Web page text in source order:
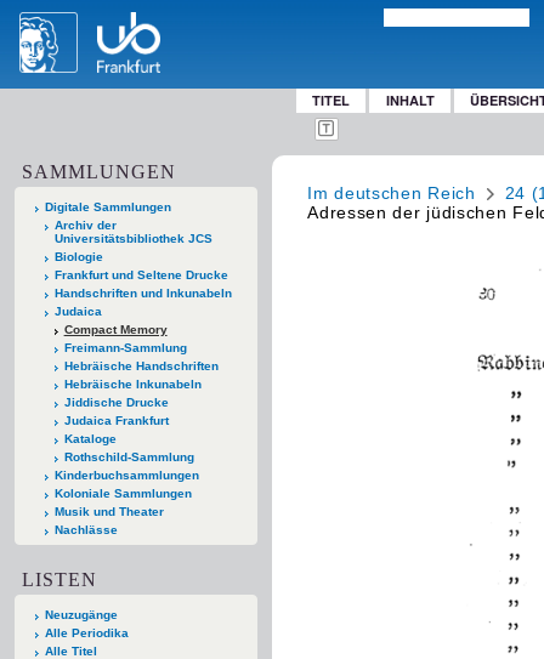
TITEL INHALT
SAMMLUNGEN
Digitale Sammlungen
Archiv der
Universitätsbibliothek JCS
Biologie
Frankfurt und Seltene Drucke
Handschriften und Inkunabeln
Judaica
Compact Memory
Freimann-Sammlung
Hebräische Handschriften
Hebräische Inkunabeln
Jiddische Drucke
Judaica Frankfurt
Kataloge
Rothschild-Sammlung
Kinderbuchsammlungen
Koloniale Sammlungen
Musik und Theater
Nachlässe
LISTEN
Neuzugänge
Alle Periodika
Alle Titel
Im deutschen Reich
24
Adressen der jüdischen